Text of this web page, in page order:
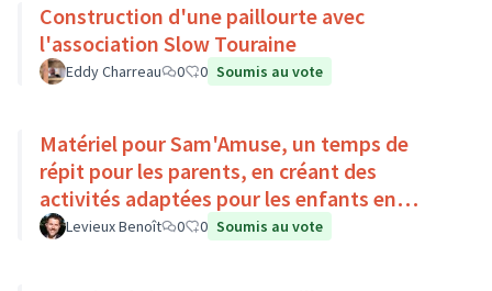
Construction d'une paillourte avec
l'association Slow Touraine
Eddy Charreau 0 0 Soumis au vote
Matériel pour Sam'Amuse, un temps de
répit pour les parents, en créant des
activités adaptées pour les enfants en
situation de handicap
Levieux Benoît 0 0 Soumis au vote